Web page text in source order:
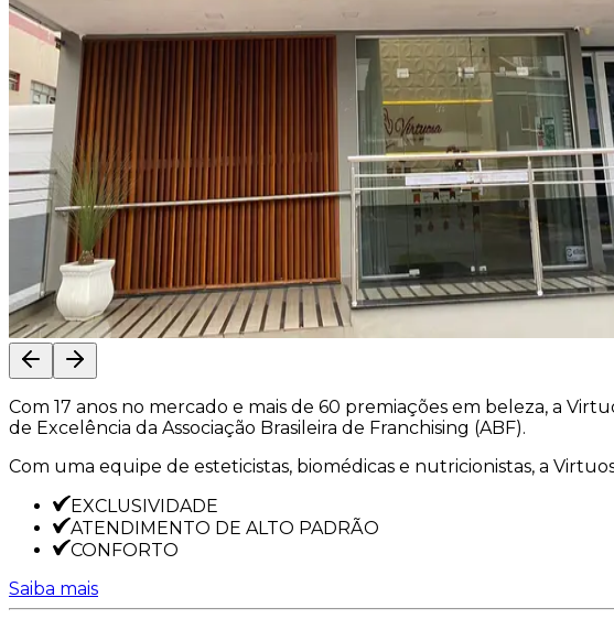
Com 17 anos no mercado e mais de 60 premiações em beleza, a
de Excelência da Associação Brasileira de Franchising (ABF).
Com uma equipe de esteticistas, biomédicas e nutricionistas, a
EXCLUSIVIDADE
ATENDIMENTO DE ALTO PADRÃO
CONFORTO
Saiba mais